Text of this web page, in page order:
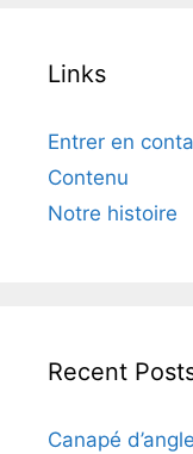
Links
Entrer en
Contenu
Notre histoire
Recent
Canapé